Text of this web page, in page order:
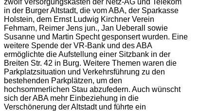
in der Burger Altstadt, die vom ABA, der Sparkasse
Holstein, dem Ernst Ludwig Kirchner Verein
Fehmarn, Reimer Jens jun., Jan Ueberall sowie
Susanne und Martin Specht gesponsert wurden. Eine
weitere Spende der VR-Bank und des ABA
ermöglichte die Aufstellung einer Sitzbank in der
Breiten Str. 42 in Burg. Weitere Themen waren die
Parkplatzsituation und Verkehrsführung zu den
bestehenden Parkplätzen, um den
hochsommerlichen Stau abzufedern. Auch wünscht
sich der ABA mehr Einbeziehung in die
Verschönerung der Altstadt und führte ein